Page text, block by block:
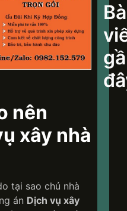
nên
xây nhà
tại sao chủ nhà
án Dịch vụ xây